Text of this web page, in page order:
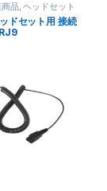
品,ヘッドセット
ドセット用 接続